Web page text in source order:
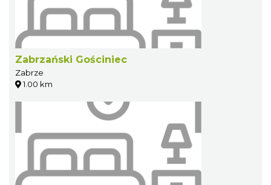
Zabrzański Gościniec
Zabrze
1.00 km